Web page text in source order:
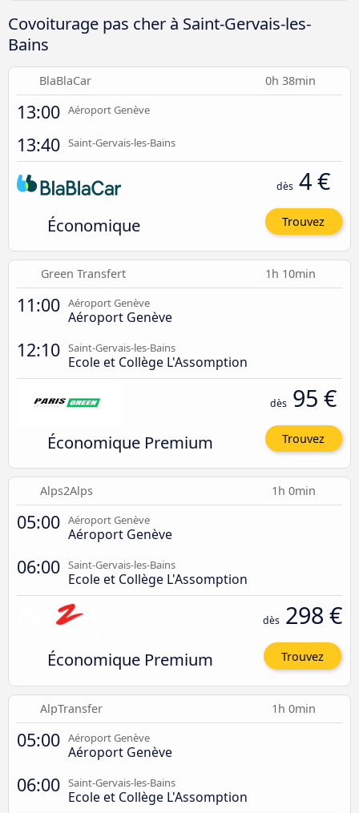
Covoiturage pas cher à Saint-Gervais-les-
Bains
BlaBlaCar 0h 38min
13:00 Aéroport Genève
13:40 Saint-Gervais-les-Bains
Économique
dès 4 €
Trouvez
Green Transfert 1h 10min
11:00 Aéroport Genève
Aéroport Genève
12:10 Saint-Gervais-les-Bains
Ecole et Collège L'Assomption
Économique Premium
dès 95 €
Trouvez
Alps2Alps 1h 0min
05:00 Aéroport Genève
Aéroport Genève
06:00 Saint-Gervais-les-Bains
Ecole et Collège L'Assomption
Économique Premium
dès 298 €
Trouvez
AlpTransfer 1h 0min
05:00 Aéroport Genève
Aéroport Genève
06:00 Saint-Gervais-les-Bains
Ecole et Collège L'Assomption